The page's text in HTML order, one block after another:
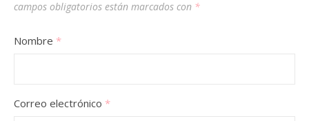
campos obligatorios están marcados con *
Nombre *
Correo electrónico *